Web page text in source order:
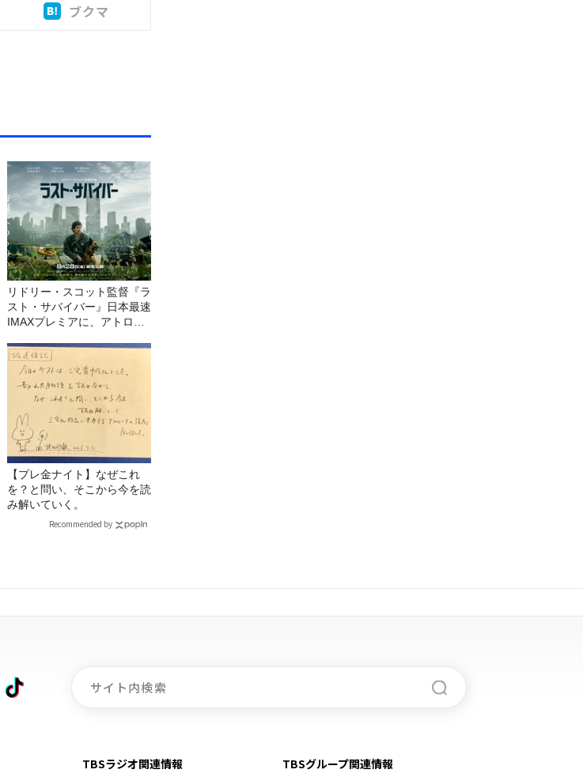
ブクマ
リドリー・スコット監督『ラ
スト・サバイバー』日本最速
IMAXプレミアに、アトロク
【プレ金ナイト】なぜこれ
を？と問い、そこから今を読
み解いていく。
Recommended by
TBSラジオ関連情報 TBSグループ関連情報